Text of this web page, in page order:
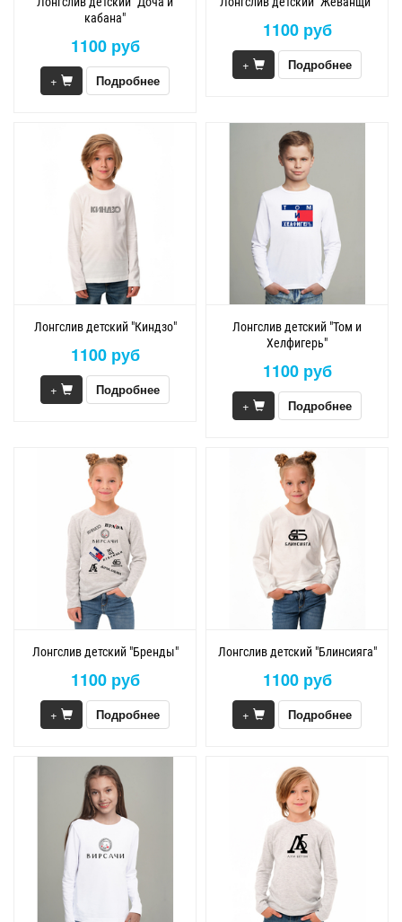
кабана"
1100 руб
+ Подробнее
1100 руб
+ Подробнее
Лонгслив детский "Киндзо"
1100 руб
+ Подробнее
Лонгслив детский "Том и
Хелфигерь"
1100 руб
+ Подробнее
Лонгслив детский "Бренды"
1100 руб
+ Подробнее
Лонгслив детский "Блинсияга"
1100 руб
+ Подробнее